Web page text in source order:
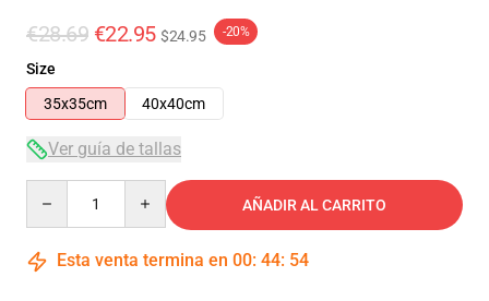
€28.69 €22.95 $24.95 -20%
Size
35x35cm
40x40cm
Ver guía de tallas
AÑADIR AL CARRITO
Esta venta termina en 00: 44: 53